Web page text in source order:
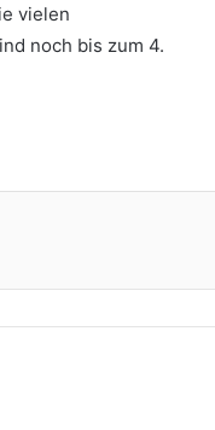
vielen
noch bis zum 4.